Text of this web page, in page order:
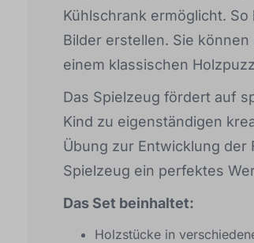
Kühlschrank ermöglicht.
Bilder erstellen. Sie
einem klassischen
Das Spielzeug fördert auf
Kind zu eigenständigen
Übung zur Entwicklung der
Spielzeug ein perfektes
Das Set beinhaltet:
Holzstücke in